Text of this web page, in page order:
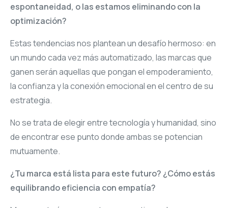
espontaneidad, o las estamos eliminando con la
optimización?
Estas tendencias nos plantean un desafío hermoso: en
un mundo cada vez más automatizado, las marcas que
ganen serán aquellas que pongan el empoderamiento,
la confianza y la conexión emocional en el centro de su
estrategia.
No se trata de elegir entre tecnología y humanidad, sino
de encontrar ese punto donde ambas se potencian
mutuamente.
¿Tu marca está lista para este futuro? ¿Cómo estás
equilibrando eficiencia con empatía?